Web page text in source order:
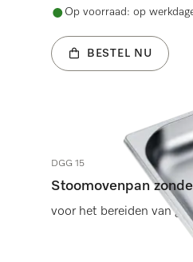
Op voorraad: op
BESTEL NU
DGG 15
Stoomovenpan
voor het bereiden van